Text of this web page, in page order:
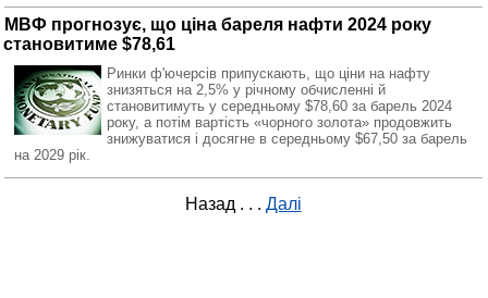
МВФ прогнозує, що ціна бареля нафти 2024 року
становитиме $78,61
Ринки ф'ючерсів припускають, що ціни на нафту
знизяться на 2,5% у річному обчисленні й
становитимуть у середньому $78,60 за барель 2024
року, а потім вартість «чорного золота» продовжить
знижуватися і досягне в середньому $67,50 за барель
на 2029 рік.
Назад . . . Далі